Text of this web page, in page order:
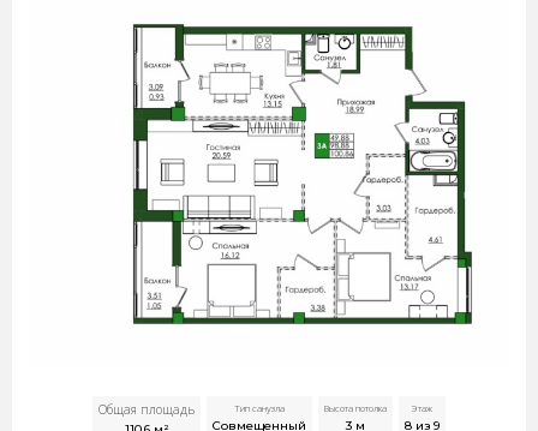
Общая площадь Тип санузла
Совмещенный
Высота потолка
3 м
Этаж
8 из 9